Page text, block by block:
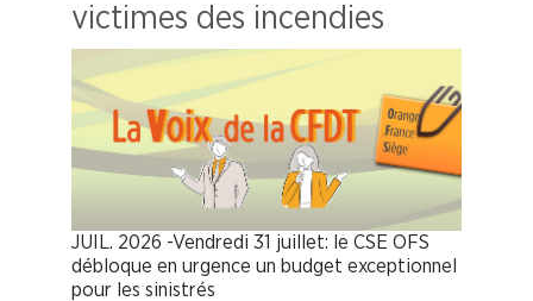
victimes des incendies
JUIL. 2026 -Vendredi 31 juillet: le CSE OFS
débloque en urgence un budget exceptionnel
pour les sinistrés